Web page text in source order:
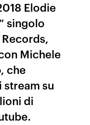
Elodie
singolo
Michele
che
su
di